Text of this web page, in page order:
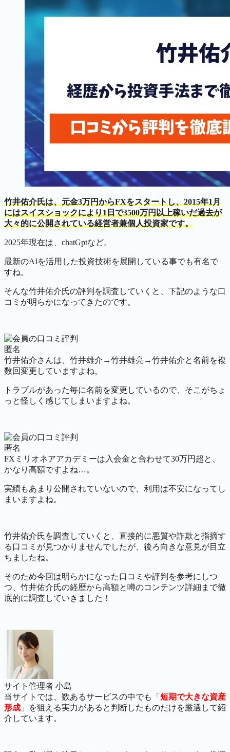
竹井佑介氏は、元金3万円からFXをスタートし、2015年1月
にはスイスショックにより1日で3500万円以上稼いだ過去が
大々的に公開されている経営者兼個人投資家です。
2025年現在は、chatGptなど。
最新のAIを活用した投資技術を展開している事でも有名で
すね。
そんな竹井佑介氏の評判を調査していくと、下記のような口
コミが明らかになってきたのです。
匿名
竹井佑介さんは、竹井雄介→竹井雄亮→竹井佑介と名前を複
数回変更していますよね。
トラブルがあった毎に名前を変更しているので、そこがちょ
っと怪しく感じてしまいますよね。
匿名
FXミリオネアアカデミーは入会金と合わせて30万円超と、
かなり高額ですよね…。
実績もあまり公開されていないので、利用は不安になってし
まいますよね。
竹井佑介氏を調査していくと、直接的に悪質や詐欺と指摘す
る口コミが見つかりませんでしたが、後ろ向きな意見が目立
ちましたね。
そのため今回は明らかになった口コミや評判を参考にしつ
つ、竹井佑介氏の経歴から高額と噂のコンテンツ詳細まで徹
底的に調査していきました！
サイト管理者 小島
当サイトでは、数あるサービスの中でも「 短期で大きな資産
形成 」を狙える実力があると判断したものだけを厳選して紹
介しています。